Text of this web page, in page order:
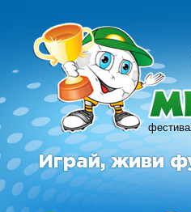
Играй, живи